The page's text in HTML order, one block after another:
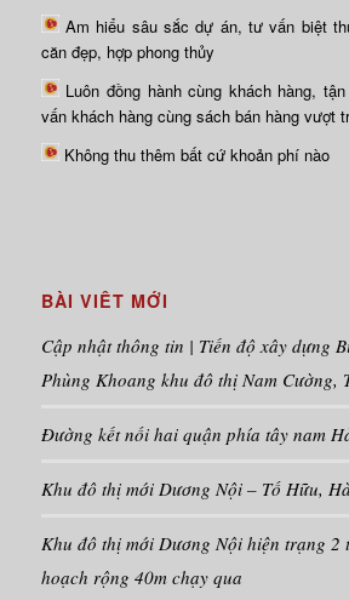
Am hiểu sâu sắc dự án, tư vấn biệt
căn đẹp, hợp phong thủy
Luôn đồng hành cùng khách hàng,
vấn khách hàng cùng sách bán hàng vượt
Không thu thêm bất cứ khoản phí nào
BÀI VIÊT MỚI
Cập nhật thông tin | Tiến độ xây dựng
Phùng Khoang khu đô thị Nam Cường,
Đường kết nối hai quận phía tây nam
Khu đô thị mới Dương Nội – Tố Hữu,
Khu đô thị mới Dương Nội hiện trạng 2
hoạch rộng 40m chạy qua